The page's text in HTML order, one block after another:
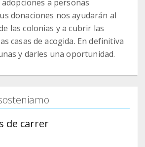
a personas
donaciones nos ayudarán al
las colonias y a cubrir las
casas de acogida. En definitiva
y darles una oportunidad.
de carrer